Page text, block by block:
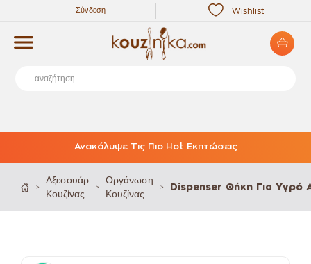
Wishlist
Σύνδεση
Ανακάλυψε Τις Πιο Hot Εκπτώσεις
>
Αξεσουάρ
Κουζίνας
>
Οργάνωση
Κουζίνας
> Dispenser Θήκη Για Υγρό